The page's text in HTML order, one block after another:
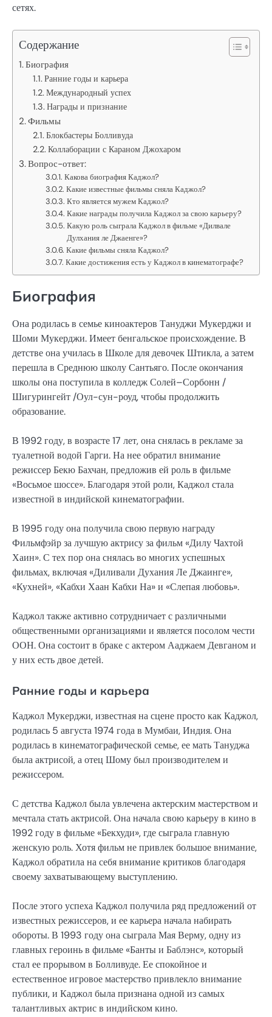
сетях.
Содержание
Биография
Ранние годы и карьера
Международный успех
Награды и признание
Фильмы
Блокбастеры Болливуда
Коллаборации с Караном Джохаром
Вопрос-ответ:
Какова биография Каджол?
Какие известные фильмы сняла Каджол?
Кто является мужем Каджол?
Какие награды получила Каджол за свою карьеру?
Какую роль сыграла Каджол в фильме «Дилвале
Дулхания ле Джаенге»?
Какие фильмы сняла Каджол?
Какие достижения есть у Каджол в кинематографе?
Биография
Она родилась в семье киноактеров Тануджи Мукерджи и
Шоми Мукерджи. Имеет бенгальское происхождение. В
детстве она училась в Школе для девочек Штикла, а затем
перешла в Среднюю школу Сантьяго. После окончания
школы она поступила в колледж Солей–Сорбонн /
Шигурингейт /Оул-сун-роуд, чтобы продолжить
образование.
В 1992 году, в возрасте 17 лет, она снялась в рекламе за
туалетной водой Гарги. На нее обратил внимание
режиссер Бекю Бахчан, предложив ей роль в фильме
«Восьмое шоссе». Благодаря этой роли, Каджол стала
известной в индийской кинематографии.
В 1995 году она получила свою первую награду
Фильмфэйр за лучшую актрису за фильм «Дилу Чахтой
Хаин». С тех пор она снялась во многих успешных
фильмах, включая «Диливали Духания Ле Джаинге»,
«Кухней», «Кабхи Хаан Кабхи На» и «Слепая любовь».
Каджол также активно сотрудничает с различными
общественными организациями и является посолом чести
ООН. Она состоит в браке с актером Ааджаем Девганом и
у них есть двое детей.
Ранние годы и карьера
Каджол Мукерджи, известная на сцене просто как Каджол,
родилась 5 августа 1974 года в Мумбаи, Индия. Она
родилась в кинематографической семье, ее мать Тануджа
была актрисой, а отец Шому был производителем и
режиссером.
С детства Каджол была увлечена актерским мастерством и
мечтала стать актрисой. Она начала свою карьеру в кино в
1992 году в фильме «Бекхуди», где сыграла главную
женскую роль. Хотя фильм не привлек большое внимание,
Каджол обратила на себя внимание критиков благодаря
своему захватывающему выступлению.
После этого успеха Каджол получила ряд предложений от
известных режиссеров, и ее карьера начала набирать
обороты. В 1993 году она сыграла Мая Верму, одну из
главных героинь в фильме «Банты и Баблэнс», который
стал ее прорывом в Болливуде. Ее спокойное и
естественное игровое мастерство привлекло внимание
публики, и Каджол была признана одной из самых
талантливых актрис в индийском кино.